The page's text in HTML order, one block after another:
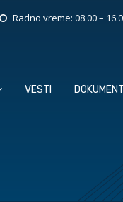
Radno vreme: 08.00 –
VESTI DOKUMENTI